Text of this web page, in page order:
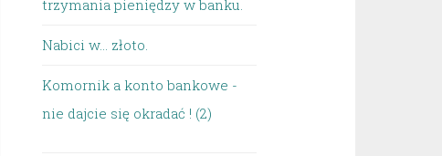
trzymania pieniędzy w banku.
Nabici w... złoto.
Komornik a konto bankowe -
nie dajcie się okradać ! (2)